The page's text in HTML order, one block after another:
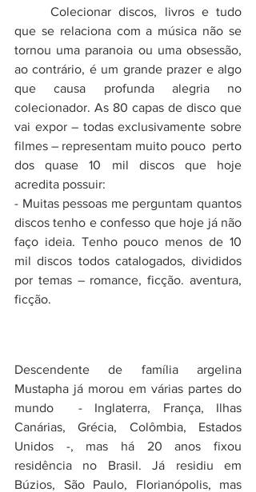
	Colecionar discos, livros e tudo
que se relaciona com a música não se
tornou uma paranoia ou uma obsessão,
ao contrário, é um grande prazer e algo
que causa profunda alegria no
colecionador. As 80 capas de disco que
vai expor – todas exclusivamente sobre
filmes – representam muito pouco  perto
dos quase 10 mil discos que hoje
acredita possuir:
- Muitas pessoas me perguntam quantos
discos tenho e confesso que hoje já não
faço ideia. Tenho pouco menos de 10
mil discos todos catalogados, divididos
por temas – romance, ficção. aventura,
ficção.
Descendente de família argelina
Mustapha já morou em várias partes do
mundo  - Inglaterra, França, Ilhas
Canárias, Grécia, Colômbia, Estados
Unidos -, mas há 20 anos fixou
residência no Brasil. Já residiu em
Búzios, São Paulo, Florianópolis, mas